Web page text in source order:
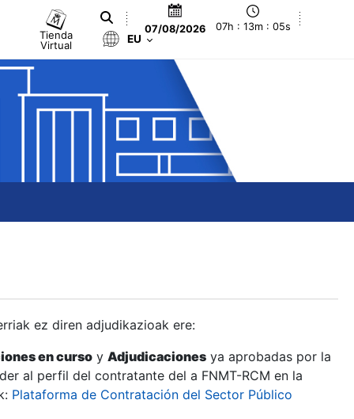
Tienda
Virtual
07/08/2026 07h : 13m : 06s
EU
ez diren adjudikazioak ere:
en curso y Adjudicaciones ya aprobadas por la
al perfil del contratante del a FNMT-RCM en la
Plataforma de Contratación del Sector Público